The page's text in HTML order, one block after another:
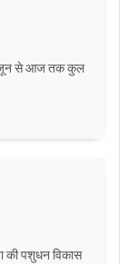
जून से आज तक कुल
की पशुधन विकास